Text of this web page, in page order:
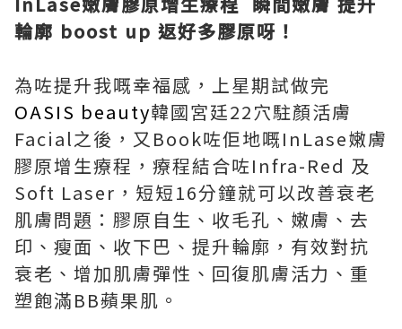
輪廓 boost up 返好多膠原呀！
為咗提升我嘅幸福感，上星期試做完
OASIS beauty韓國宮廷22穴駐顏活膚
Facial之後，又Book咗佢地嘅InLase嫩膚
膠原增生療程，療程結合咗Infra-Red 及
Soft Laser，短短16分鐘就可以改善衰老
肌膚問題：膠原自生、收毛孔、嫩膚、去
印、瘦面、收下巴、提升輪廓，有效對抗
衰老、增加肌膚彈性、回復肌膚活力、重
塑飽滿BB蘋果肌。